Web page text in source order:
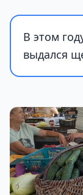
В этом
выдался